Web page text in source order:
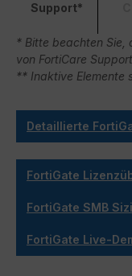
Support*
* Bitte beachten Sie,
von FortiCare
** Inaktive Elemente
Detaillierte
FortiGate
FortiGate SMB
FortiGate Live-